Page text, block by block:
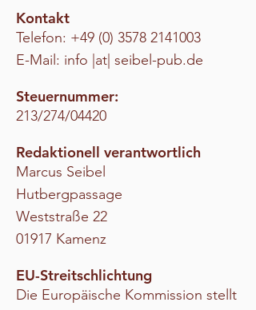
Kontakt
Telefon: +49 (0) 3578 2141003
E-Mail: info |at| seibel-pub.de
Steuernummer:
213/274/04420
Redaktionell verantwortlich
Marcus Seibel
Hutbergpassage
Weststraße 22
01917 Kamenz
EU-Streitschlichtung
Die Europäische Kommission stellt